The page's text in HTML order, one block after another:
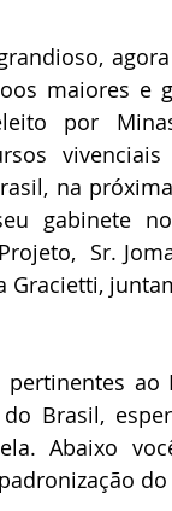
maiores e
por
na
gabinete
Sr.
Gracietti,
ao
Brasil,
Abaixo